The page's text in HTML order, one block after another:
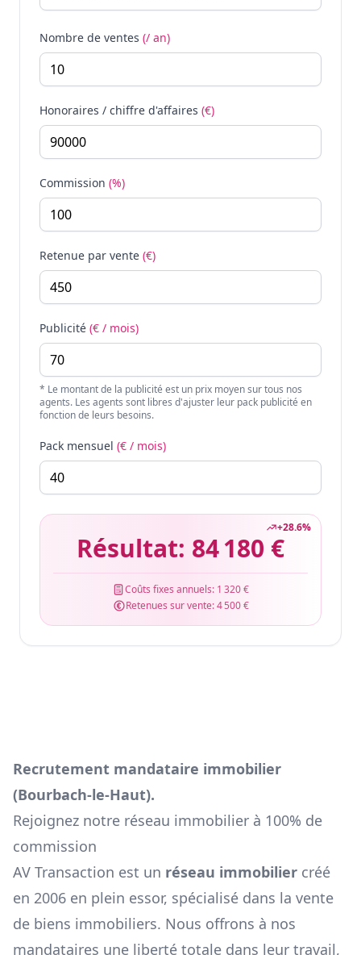
Nombre de ventes (/ an)
Honoraires / chiffre d'affaires (€)
Commission (%)
Retenue par vente (€)
Publicité (€ / mois)
* Le montant de la publicité est un prix moyen sur tous nos
agents. Les agents sont libres d'ajuster leur pack publicité en
fonction de leurs besoins.
Pack mensuel (€ / mois)
+28.6%
Résultat: 84 180 €
Coûts fixes annuels: 1 320 €
Retenues sur vente:4 500 €
Recrutement mandataire immobilier
(Bourbach-le-Haut).
Rejoignez notre réseau immobilier à 100% de
commission
AV Transaction est un réseau immobilier créé
en 2006 en plein essor, spécialisé dans la vente
de biens immobiliers. Nous offrons à nos
mandataires une liberté totale dans leur travail,